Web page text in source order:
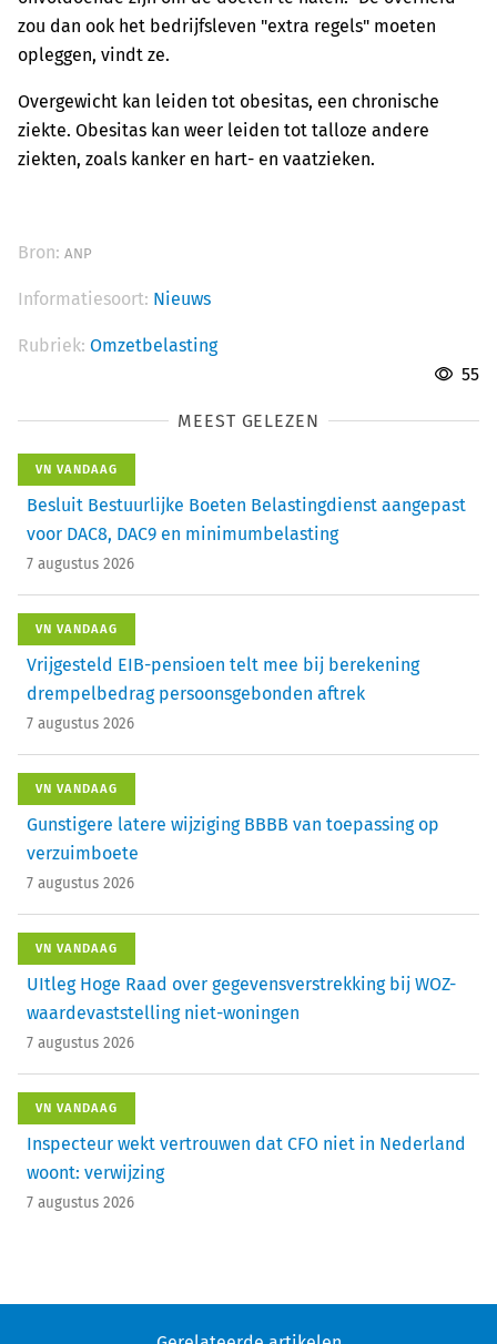
zou dan ook het bedrijfsleven "extra regels" moeten
opleggen, vindt ze.
Overgewicht kan leiden tot obesitas, een chronische
ziekte. Obesitas kan weer leiden tot talloze andere
ziekten, zoals kanker en hart- en vaatzieken.
Bron: ANP
Informatiesoort: Nieuws
Rubriek: Omzetbelasting
55
MEEST GELEZEN
VN VANDAAG
Besluit Bestuurlijke Boeten Belastingdienst aangepast
voor DAC8, DAC9 en minimumbelasting
7 augustus 2026
VN VANDAAG
Vrijgesteld EIB-pensioen telt mee bij berekening
drempelbedrag persoonsgebonden aftrek
7 augustus 2026
VN VANDAAG
Gunstigere latere wijziging BBBB van toepassing op
verzuimboete
7 augustus 2026
VN VANDAAG
UItleg Hoge Raad over gegevensverstrekking bij WOZ-
waardevaststelling niet-woningen
7 augustus 2026
VN VANDAAG
Inspecteur wekt vertrouwen dat CFO niet in Nederland
woont: verwijzing
7 augustus 2026